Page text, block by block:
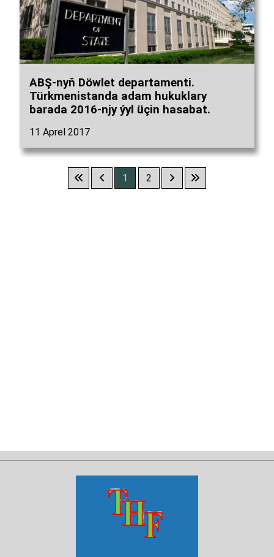
ABŞ-nyň Döwlet departamenti.
Türkmenistanda adam hukuklary
barada 2016-njy ýyl üçin hasabat.
11 Aprel 2017
1 2